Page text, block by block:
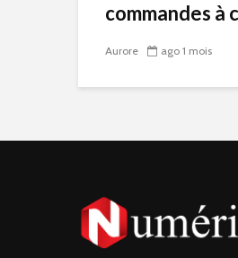
commandes à
Aurore ago 1 mois